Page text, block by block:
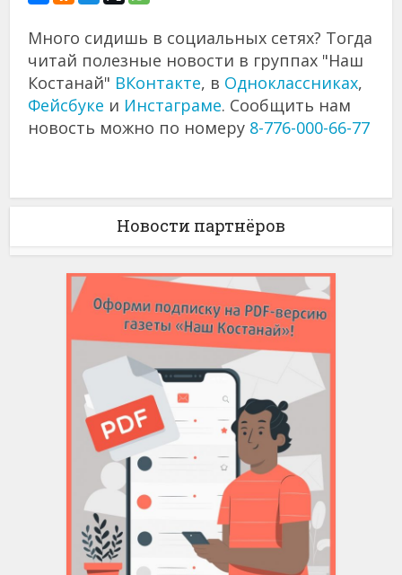
Много сидишь в социальных сетях? Тогда
читай полезные новости в группах "Наш
Костанай" ВКонтакте, в Одноклассниках,
Фейсбуке и Инстаграме. Сообщить нам
новость можно по номеру 8-776-000-66-77
Новости партнёров